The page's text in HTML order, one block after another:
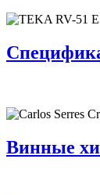
Винные